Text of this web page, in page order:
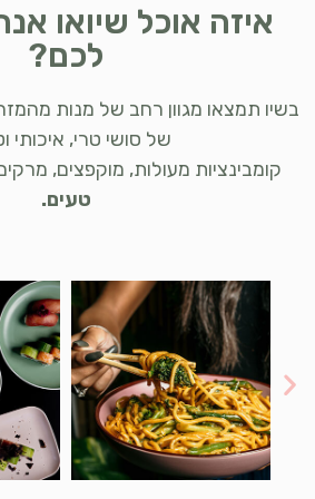
איזה אוכל שיואו
לכם?
בשיו תמצאו מגוון רחב של מנות
של סושי טרי, איכותי
קומבינציות מעולות, מוקפצים,
טעים.